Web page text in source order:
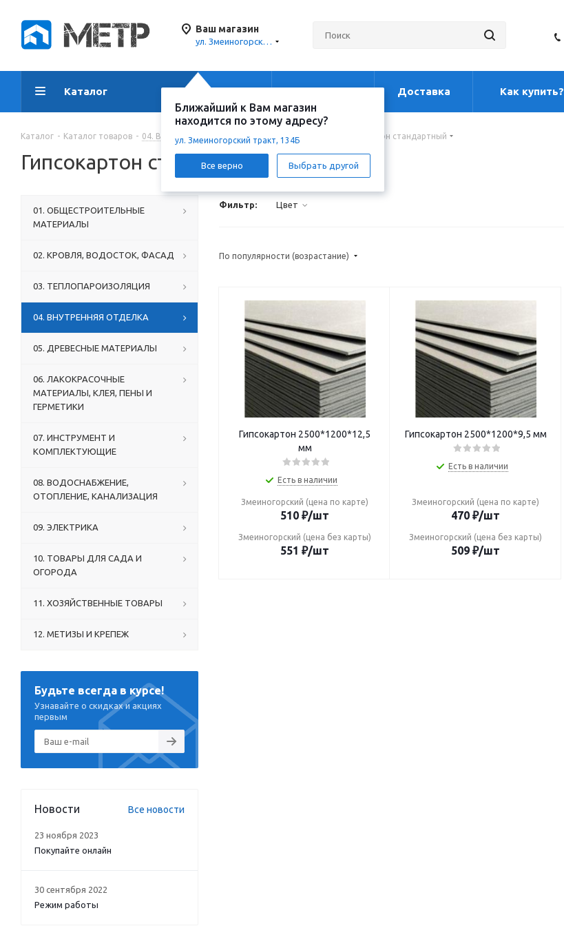
Ваш магазин
ул. Змеиногорский тракт, 134Б
Ближайший к Вам магазин
находится по этому адресу?
ул. Змеиногорский тракт, 134Б
Все верно Выбрать другой
Каталог Акции Услуги Доставка Как купить?
Каталог - Каталог товаров - 04. ВНУТРЕННЯЯ ОТДЕЛКА Гипсокартон Гипсокартон стандартный
Гипсокартон стандартный
Фильтр: Цвет
По популярности (возрастание)
Гипсокартон 2500*1200*12,5
мм
Есть в наличии
Змеиногорский (цена по карте)
510 ₽/шт
Змеиногорский (цена без карты)
551 ₽/шт
Гипсокартон 2500*1200*9,5 мм
Есть в наличии
Змеиногорский (цена по карте)
470 ₽/шт
Змеиногорский (цена без карты)
509 ₽/шт
01. ОБЩЕСТРОИТЕЛЬНЫЕ
МАТЕРИАЛЫ
02. КРОВЛЯ, ВОДОСТОК, ФАСАД
03. ТЕПЛОПАРОИЗОЛЯЦИЯ
04. ВНУТРЕННЯЯ ОТДЕЛКА
05. ДРЕВЕСНЫЕ МАТЕРИАЛЫ
06. ЛАКОКРАСОЧНЫЕ
МАТЕРИАЛЫ, КЛЕЯ, ПЕНЫ И
ГЕРМЕТИКИ
07. ИНСТРУМЕНТ И
КОМПЛЕКТУЮЩИЕ
08. ВОДОСНАБЖЕНИЕ,
ОТОПЛЕНИЕ, КАНАЛИЗАЦИЯ
09. ЭЛЕКТРИКА
10. ТОВАРЫ ДЛЯ САДА И
ОГОРОДА
11. ХОЗЯЙСТВЕННЫЕ ТОВАРЫ
12. МЕТИЗЫ И КРЕПЕЖ
Будьте всегда в курсе!
Узнавайте о скидках и акциях
первым
Новости Все новости
23 ноября 2023
Покупайте онлайн
30 сентября 2022
Режим работы